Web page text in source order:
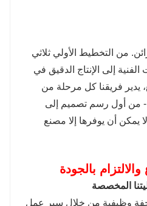
من التخطيط الأولي ثلاثي
الفنية إلى الإنتاج الدقيق في
يدير فريقنا كل مرحلة من
من أول رسم تصميم إلى
يمكن أن يوفرها إلا مصنع
بالجودة
المخصصة
وظيفية من خلال سير عمل